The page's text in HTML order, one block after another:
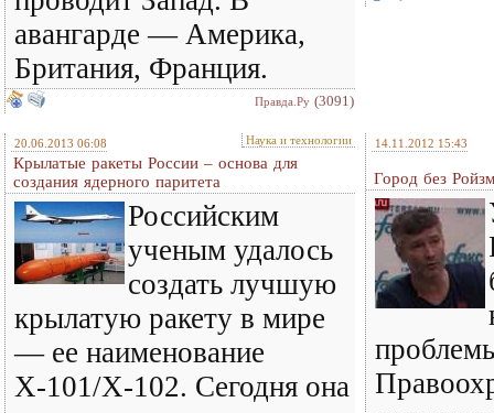
авангарде — Америка,
Британия, Франция.
Правда.Ру (3091)
20.06.2013 06:08 Наука и технологии
Крылатые ракеты России – основа для
создания ядерного паритета
Российским
ученым удалось
создать лучшую
крылатую ракету в мире
— ее наименование
Х-101/Х-102. Сегодня она
14.11.2012 15:43
Город без